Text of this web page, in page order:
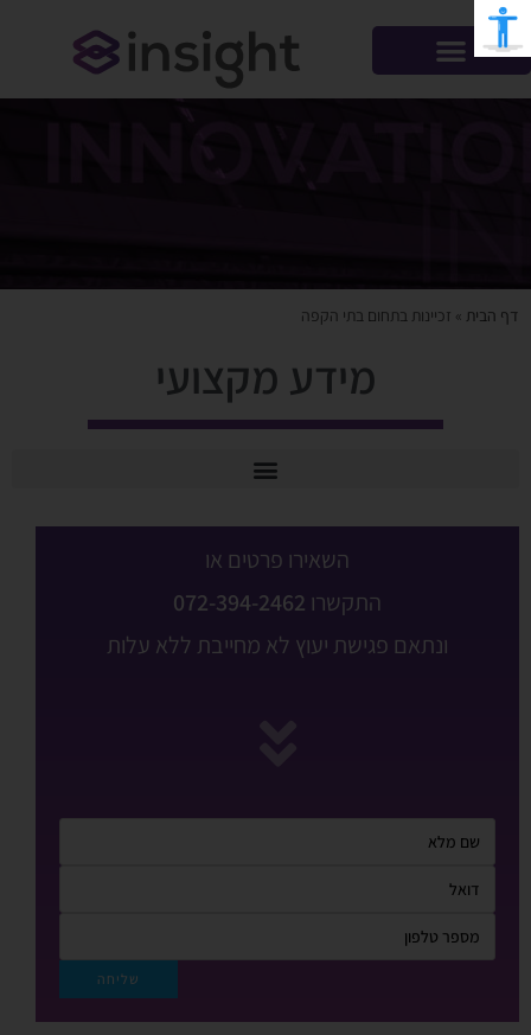
דף הבית » זכיינות בתחום בתי הקפה
מידע מקצועי
השאירו פרטים או
התקשרו 072-394-2462
ונתאם פגישת יעוץ לא מחייבת ללא עלות